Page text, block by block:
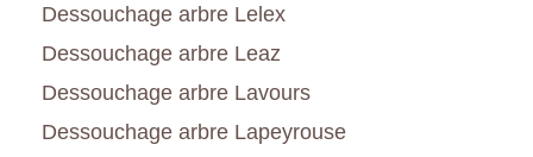
Dessouchage arbre Lelex
Dessouchage arbre Leaz
Dessouchage arbre Lavours
Dessouchage arbre Lapeyrouse